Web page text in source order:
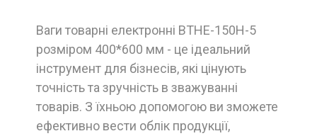
Ваги товарні електронні ВТНЕ-150Н-5
розміром 400*600 мм - це ідеальний
інструмент для бізнесів, які цінують
точність та зручність в зважуванні
товарів. З їхньою допомогою ви зможете
ефективно вести облік продукції,